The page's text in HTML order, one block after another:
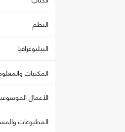
النظم
البيليوغرافيا
المكتبات
الأعمال
المطبوعات